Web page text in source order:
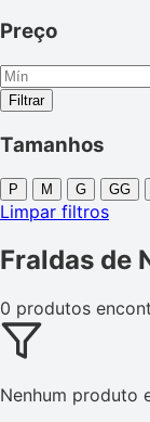
Preço
Filtrar
Tamanhos
P M G GG
Limpar filtros
Fraldas de
0 produtos
Nenhum produto